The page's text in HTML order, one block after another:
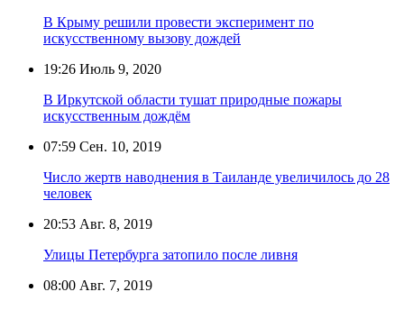
В Крыму решили провести эксперимент по
искусственному вызову дождей
19:26 Июль 9, 2020
В Иркутской области тушат природные пожары
искусственным дождём
07:59 Сен. 10, 2019
Число жертв наводнения в Таиланде увеличилось до 28
человек
20:53 Авг. 8, 2019
Улицы Петербурга затопило после ливня
08:00 Авг. 7, 2019